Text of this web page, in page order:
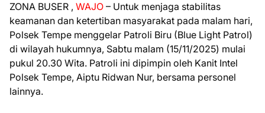
ZONA BUSER , WAJO – Untuk menjaga stabilitas
keamanan dan ketertiban masyarakat pada malam hari,
Polsek Tempe menggelar Patroli Biru (Blue Light Patrol)
di wilayah hukumnya, Sabtu malam (15/11/2025) mulai
pukul 20.30 Wita. Patroli ini dipimpin oleh Kanit Intel
Polsek Tempe, Aiptu Ridwan Nur, bersama personel
lainnya.